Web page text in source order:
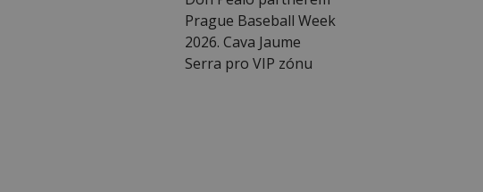
Prague Baseball Week
2026. Cava Jaume
Serra pro VIP zónu